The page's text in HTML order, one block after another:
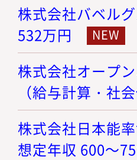
株式会社バベル
532万円
株式会社オープ
（給与計算・社
株式会社日本能
想定年収 600～